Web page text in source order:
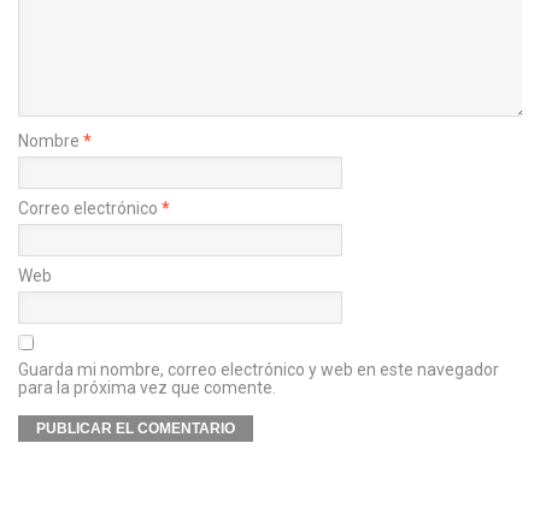
Nombre *
Correo electrónico *
Web
Guarda mi nombre, correo electrónico y web en este navegador
para la próxima vez que comente.